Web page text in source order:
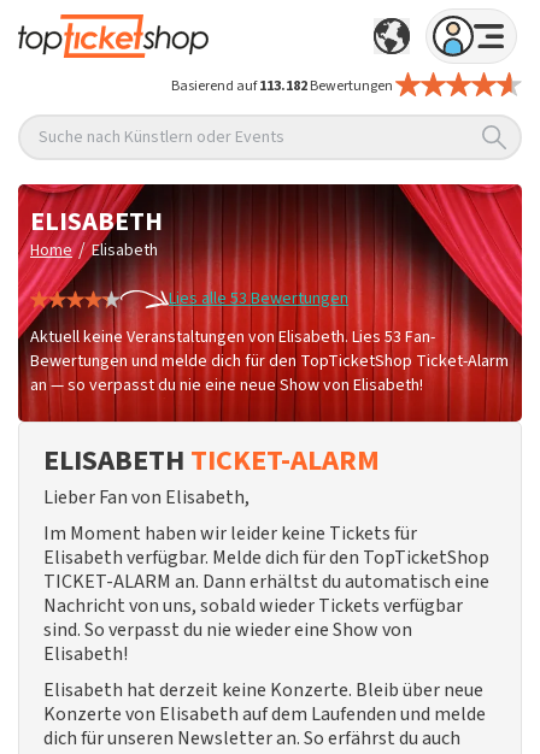
Basierend auf113.182Bewertungen
Suche nach Künstlern oder Events
ELISABETH
Home / Elisabeth
Lies alle 53 Bewertungen
Aktuell keine Veranstaltungen von Elisabeth. Lies 53 Fan-
Bewertungen und melde dich für den TopTicketShop Ticket-Alarm
an — so verpasst du nie eine neue Show von Elisabeth!
ELISABETH TICKET-ALARM
Lieber Fan von Elisabeth,
Im Moment haben wir leider keine Tickets für
Elisabeth verfügbar. Melde dich für den TopTicketShop
TICKET-ALARM an. Dann erhältst du automatisch eine
Nachricht von uns, sobald wieder Tickets verfügbar
sind. So verpasst du nie wieder eine Show von
Elisabeth!
Elisabeth hat derzeit keine Konzerte. Bleib über neue
Konzerte von Elisabeth auf dem Laufenden und melde
dich für unseren Newsletter an. So erfährst du auch